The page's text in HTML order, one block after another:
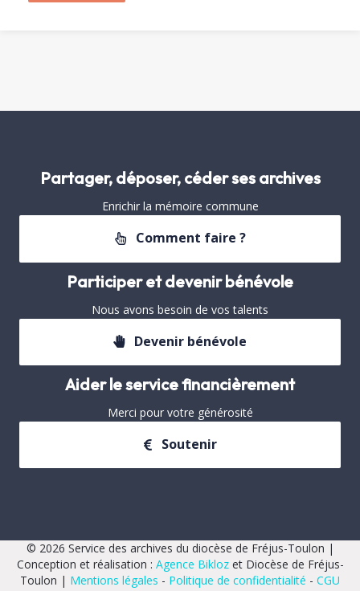
Partager, déposer, céder ses archives
Enrichir la mémoire commune
Comment faire ?
Participer et devenir bénévole
Nous avons besoin de vos talents
Devenir bénévole
Aider le service financièrement
Merci pour votre générosité
Soutenir
© 2026 Service des archives du diocèse de Fréjus-Toulon |
Conception et réalisation : Agence Biklozet Diocèse de Fréjus-
Toulon | Mentions légales - Politique de confidentialité - CGU